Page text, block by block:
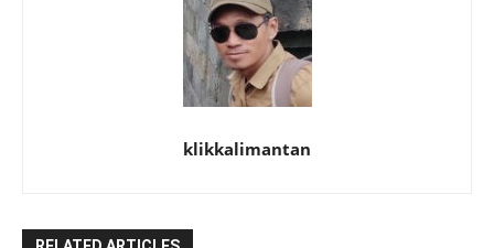
klikkalimantan